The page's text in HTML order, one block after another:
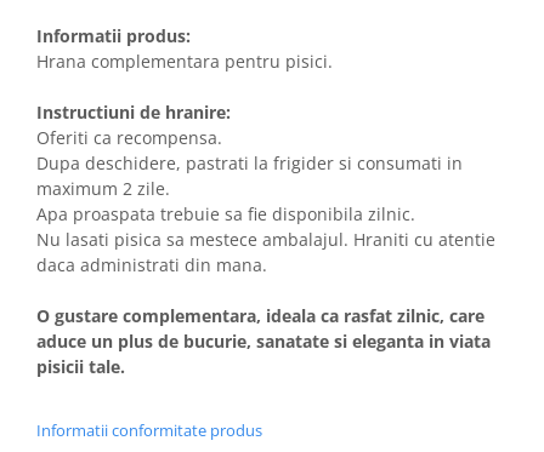
Informatii produs:
Hrana complementara pentru pisici.
Instructiuni de hranire:
Oferiti ca recompensa.
Dupa deschidere, pastrati la frigider si consumati in
maximum 2 zile.
Apa proaspata trebuie sa fie disponibila zilnic.
Nu lasati pisica sa mestece ambalajul. Hraniti cu atentie
daca administrati din mana.
O gustare complementara, ideala ca rasfat zilnic, care
aduce un plus de bucurie, sanatate si eleganta in viata
pisicii tale.
Informatii conformitate produs